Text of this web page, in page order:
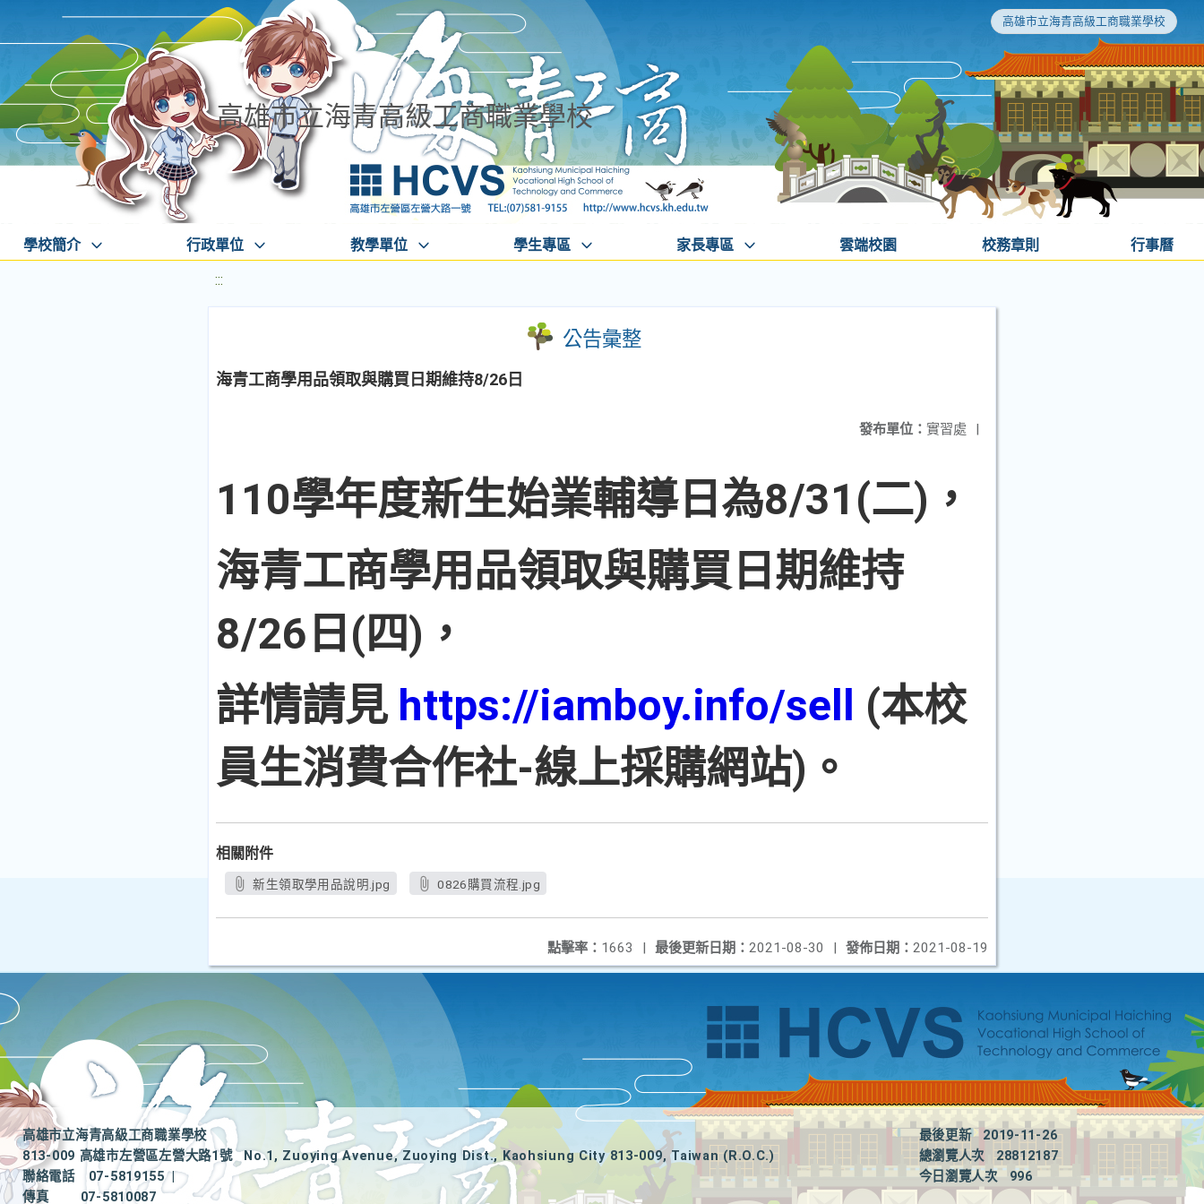
高雄市立海青高級工商職業學校
高雄市立海青高級工商職業學校
學校簡介 行政單位 教學單位 學生專區 家長專區 雲端校園 校務章則 行事曆
:::
公告彙整
海青工商學用品領取與購買日期維持8/26日
發布單位： 實習處 |
110學年度新生始業輔導日為8/31(二)，
海青工商學用品領取與購買日期維持
8/26日(四)，
詳情請見 https://iamboy.info/sell (本校
員生消費合作社-線上採購網站)。
相關附件
新生領取學用品說明.jpg 0826購買流程.jpg
發佈日期： 2021-08-19
最後更新日期： 2021-08-30 |
點擊率： 1663 |
高雄市立海青高級工商職業學校
813-009 高雄市左營區左營大路1號
No.1, Zuoying Avenue, Zuoying Dist., Kaohsiung City 813-009, Taiwan (R.O.C.)
聯絡電話
07-5819155
|
傳真
07-5810087
最後更新
2019-11-26
總瀏覽人次
28812187
今日瀏覽人次
996